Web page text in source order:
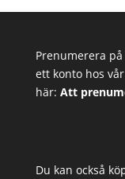
Prenumerera
ett konto hos
här: Att
Du kan också